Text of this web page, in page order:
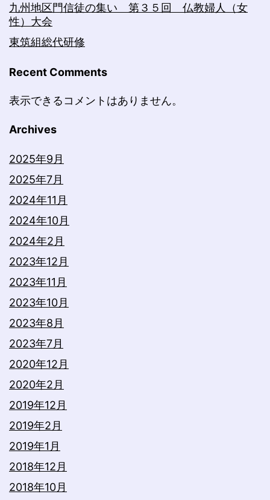
九州地区門信徒の集い 第３５回 仏教婦人（女
性）大会
東筑組総代研修
Recent Comments
表示できるコメントはありません。
Archives
2025年9月
2025年7月
2024年11月
2024年10月
2024年2月
2023年12月
2023年11月
2023年10月
2023年8月
2023年7月
2020年12月
2020年2月
2019年12月
2019年2月
2019年1月
2018年12月
2018年10月